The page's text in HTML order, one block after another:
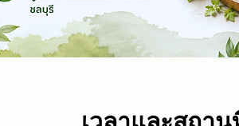
เวลาและสถา